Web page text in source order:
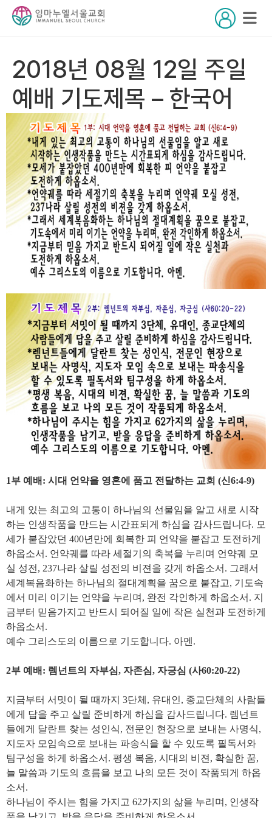
2018년 08월 12일 주일
예배 기도제목 – 한국어
1부 예배: 시대 언약을 영혼에 품고 전달하는 교회 (신6:4-9)
내게 있는 최고의 고통이 하나님의 선물임을 알고 새로 시작
하는 인생작품을 만드는 시간표되게 하심을 감사드립니다. 모
세가 붙잡았던 400년만에 회복한 피 언약을 붙잡고 도전하게
하옵소서. 언약궤를 따라 세절기의 축복을 누리며 언약궤 모
실 성전, 237나라 살릴 성전의 비젼을 갖게 하옵소서. 그래서
세계복음화하는 하나님의 절대계획을 꿈으로 붙잡고, 기도속
에서 미리 이기는 언약을 누리며, 완전 각인하게 하옵소서. 지
금부터 믿음가지고 반드시 되어질 일에 작은 실천과 도전하게
하옵소서.
예수 그리스도의 이름으로 기도합니다. 아멘.
2부 예배: 렘넌트의 자부심, 자존심, 자긍심 (사60:20-22)
지금부터 서밋이 될 때까지 3단체, 유대인, 종교단체의 사람들
에게 답을 주고 살릴 준비하게 하심을 감사드립니다. 렘넌트
들에게 달란트 찾는 성인식, 전문인 현장으로 보내는 사명식,
지도자 모임속으로 보내는 파송식을 할 수 있도록 필독서와
팀구성을 하게 하옵소서. 평생 복음, 시대의 비젼, 확실한 꿈,
늘 말씀과 기도의 흐름을 보고 나의 모든 것이 작품되게 하옵
소서.
하나님이 주시는 힘을 가지고 62가지의 삶을 누리며, 인생작